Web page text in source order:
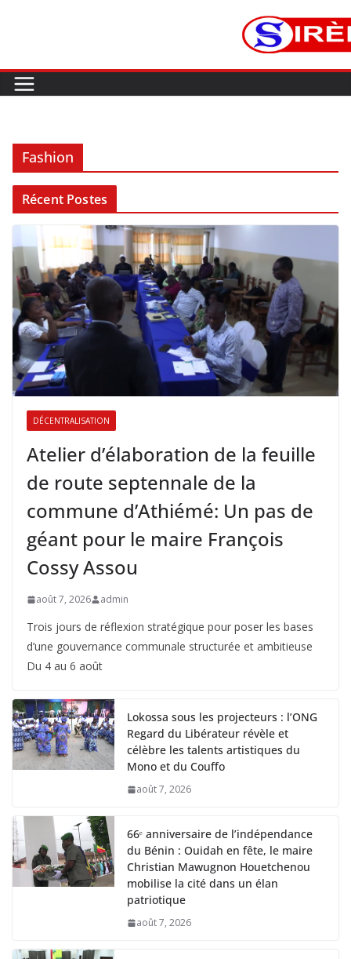
Fashion
Récent Postes
DÉCENTRALISATION
Atelier d’élaboration de la feuille
de route septennale de la
commune d’Athiémé: Un pas de
géant pour le maire François
Cossy Assou
août 7, 2026 admin
Trois jours de réflexion stratégique pour poser les bases
d’une gouvernance communale structurée et ambitieuse
Du 4 au 6 août
Lokossa sous les projecteurs : l’ONG
Regard du Libérateur révèle et
célèbre les talents artistiques du
Mono et du Couffo
août 7, 2026
66ᵉ anniversaire de l’indépendance
du Bénin : Ouidah en fête, le maire
Christian Mawugnon Houetchenou
mobilise la cité dans un élan
patriotique
août 7, 2026